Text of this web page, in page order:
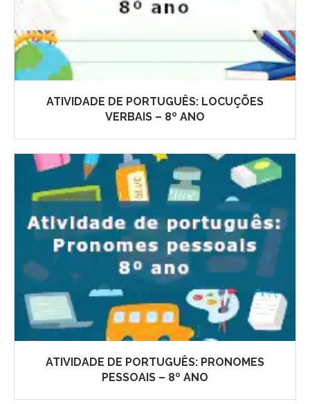
ATIVIDADE DE PORTUGUÊS: LOCUÇÕES
VERBAIS – 8º ANO
ATIVIDADE DE PORTUGUÊS: PRONOMES
PESSOAIS – 8º ANO